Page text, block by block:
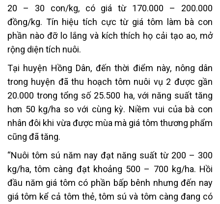
20 – 30 con/kg, có giá từ 170.000 – 200.000
đồng/kg. Tín hiệu tích cực từ giá tôm làm bà con
phần nào đỡ lo lắng và kích thích họ cải tạo ao, mở
rộng diện tích nuôi.
Tại huyện Hồng Dân, đến thời điểm này, nông dân
trong huyện đã thu hoạch tôm nuôi vụ 2 được gần
20.000 trong tổng số 25.500 ha, với năng suất tăng
hơn 50 kg/ha so với cùng kỳ. Niềm vui của bà con
nhân đôi khi vừa được mùa mà giá tôm thương phẩm
cũng đã tăng.
“Nuôi tôm sú năm nay đạt năng suất từ 200 – 300
kg/ha, tôm càng đạt khoảng 500 – 700 kg/ha. Hồi
đầu năm giá tôm có phần bấp bênh nhưng đến nay
giá tôm kể cả tôm thẻ, tôm sú và tôm càng đang có